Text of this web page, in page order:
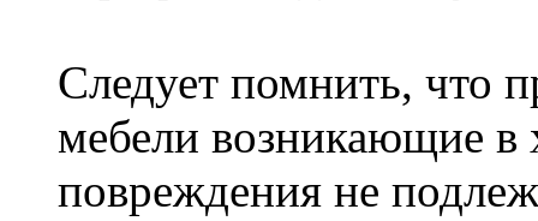
Следует помнить, что
мебели возникающие в
повреждения не